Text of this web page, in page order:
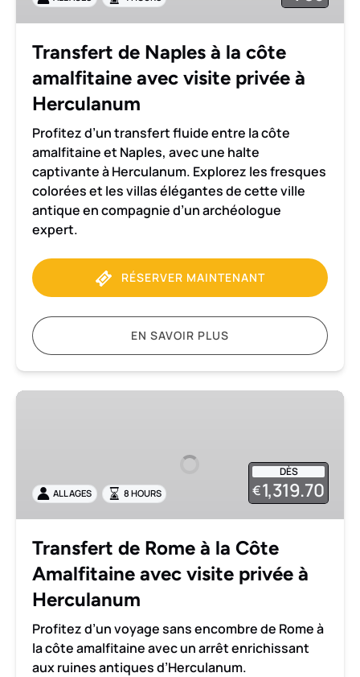
amalfitaine
visite
privée
Herculanum
Transfert de Naples à la côte
amalfitaine avec visite privée à
Herculanum
Profitez d’un transfert fluide entre la côte
amalfitaine et Naples, avec une halte
captivante à Herculanum. Explorez les fresques
colorées et les villas élégantes de cette ville
antique en compagnie d’un archéologue
expert.
RÉSERVER MAINTENANT
EN SAVOIR PLUS
Transfert
Côte
Amalfitaine
visite
privée
Herculanum
DÈS
€1,319.70
ALL AGES 8 HOURS
Transfert de Rome à la Côte
Amalfitaine avec visite privée à
Herculanum
Profitez d’un voyage sans encombre de Rome à
la côte amalfitaine avec un arrêt enrichissant
aux ruines antiques d’Herculanum.